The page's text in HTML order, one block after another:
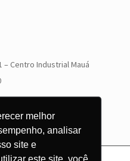
melhor
analisar
site e
– Centro Industrial Mauá